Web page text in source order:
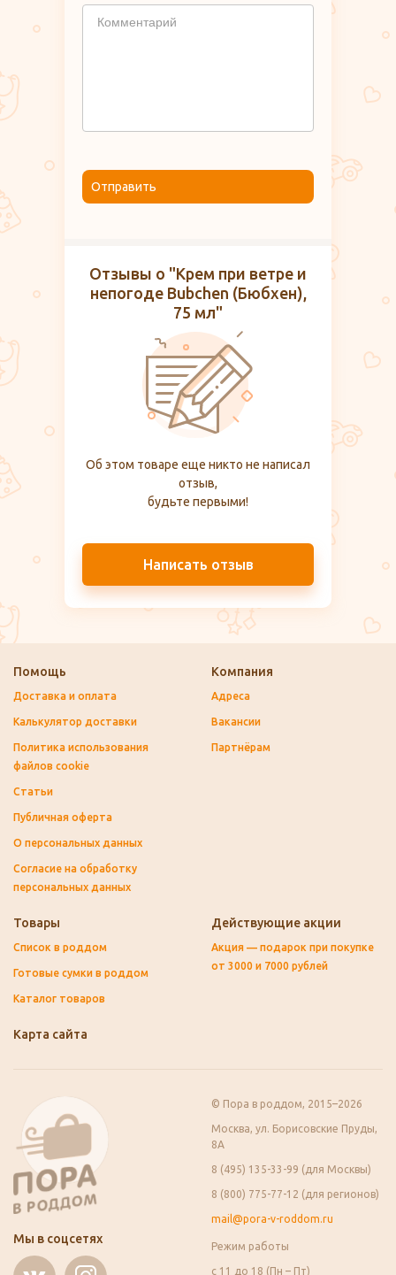
Отправить
Отзывы о "Крем при ветре и
непогоде Bubchen (Бюбхен),
75 мл"
Об этом товаре еще никто не написал
отзыв,
будьте первыми!
Написать отзыв
Помощь
Доставка и оплата
Калькулятор доставки
Политика использования
файлов cookie
Статьи
Публичная оферта
О персональных данных
Согласие на обработку
персональных данных
Компания
Адреса
Вакансии
Партнёрам
Товары
Список в роддом
Готовые сумки в роддом
Каталог товаров
Действующие акции
Акция — подарок при покупке
от 3000 и 7000 рублей
Карта сайта
Мы в соцсетях
© Пора в роддом, 2015–2026
Москва, ул. Борисовские Пруды,
8А
8 (495) 135-33-99 (для Москвы)
8 (800) 775-77-12 (для регионов)
mail@pora-v-roddom.ru
Режим работы
с 11 до 18 (Пн – Пт)